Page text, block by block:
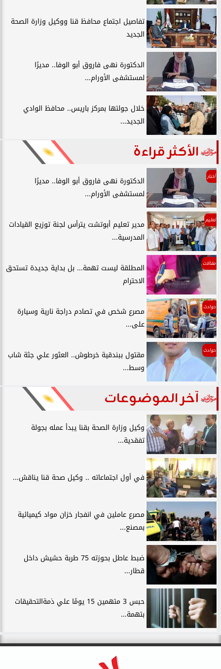
تفاصيل اجتماع محافظ قنا ووكيل وزارة الصحة
الجديد
الدكتورة نهى فاروق أبو الوفا.. مديرًا
لمستشفى الأورام...
خلال جولتها بمركز باريس.. محافظ الوادي
الجديد...
الأكثر قراءة
أخبار
الدكتورة نهى فاروق أبو الوفا.. مديرًا
لمستشفى الأورام...
تعليم
مدير تعليم أبوتشت يترأس لجنة توزيع القيادات
المدرسية...
مقالات
المطلقة ليست تهمة... بل بداية جديدة تستحق
الاحترام
حوادث
مصرع شخص في تصادم دراجة نارية وسيارة
على...
حوادث
مقتول ببندقية خرطوش.. العثور علي جثة شاب
وسط...
آخر الموضوعات
وكيل وزارة الصحة بقنا يبدأ عمله بجولة
تفقدية...
في أول اجتماعاته .. وكيل صحة قنا يناقش...
مصرع عاملين في انفجار خزان مواد كيميائية
بمصنع...
ضبط عاطل بحوزته 75 طربة حشيش داخل
قطار...
حبس 3 متهمين 15 يومًا علي ذمةالتحقيقات
بتهمة...